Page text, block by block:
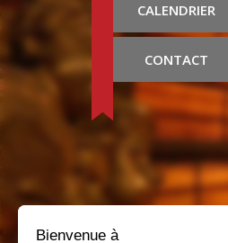
CALENDRIER
CONTACT